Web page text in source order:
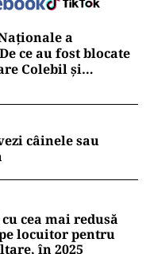
a
ce au fost blocate
Colebil și
câinele sau
cea mai redusă
locuitor pentru
în 2025